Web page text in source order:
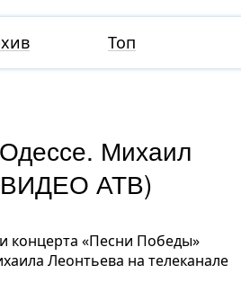
Топ
Михаил
АТВ)
концерта «Песни Победы»
Леонтьева на телеканале